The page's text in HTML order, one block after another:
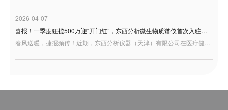
2026-04-07
喜报！一季度狂揽500万迎“开门红”，东西分析微生物质谱仪首次入驻天津疾控！